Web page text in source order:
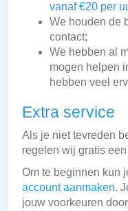
vanaf €20 per
We houden de
contact;
We hebben al
mogen helpen
hebben veel
Extra service
Als je niet tevreden
regelen wij gratis
Om te beginnen kun
account aanmaken.
jouw voorkeuren